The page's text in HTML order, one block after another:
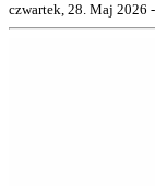
czwartek, 28. Maj 2026